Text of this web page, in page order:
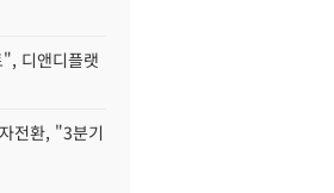
디앤디플랫
전환, "3분기